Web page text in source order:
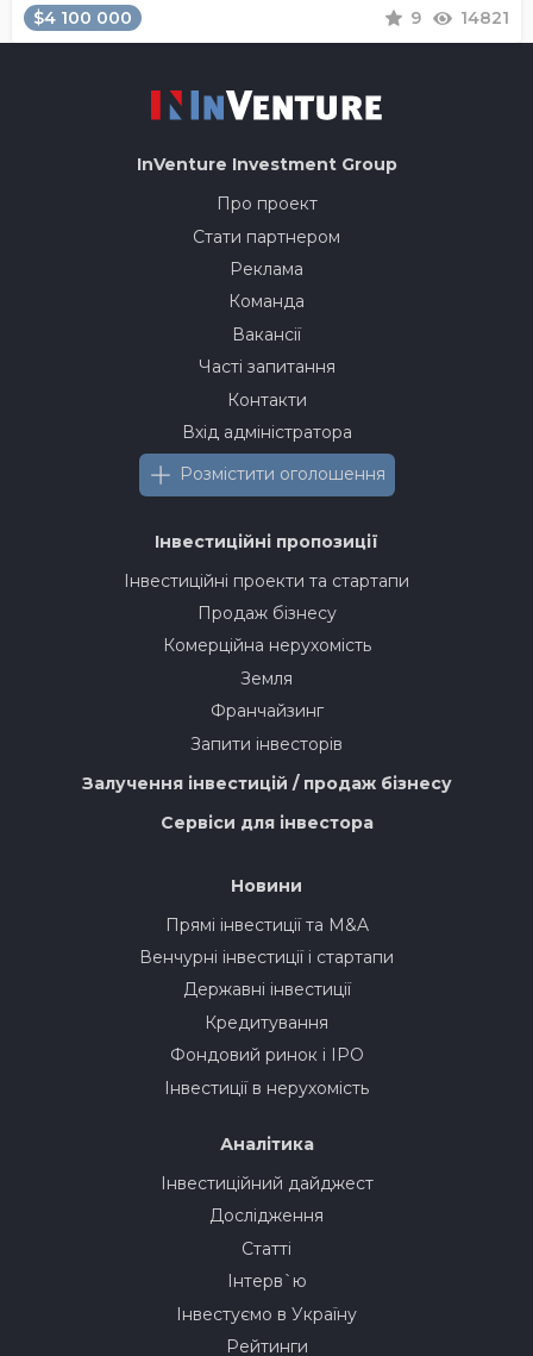
$4 100 000 9 14821
InVenture Investment Group
Про проект
Стати партнером
Реклама
Команда
Вакансії
Часті запитання
Контакти
Вхід адміністратора
Розмістити оголошення
Інвестиційні пропозиції
Інвестиційні проекти та стартапи
Продаж бізнесу
Комерційна нерухомість
Земля
Франчайзинг
Запити інвесторів
Залучення інвестицій / продаж бізнесу
Сервіси для інвестора
Новини
Прямі інвестиції та M&A
Венчурні інвестиції і стартапи
Державні інвестиції
Кредитування
Фондовий ринок і IPO
Інвестиції в нерухомість
Аналітика
Інвестиційний дайджест
Дослідження
Статті
Інтерв`ю
Інвестуємо в Україну
Рейтинги